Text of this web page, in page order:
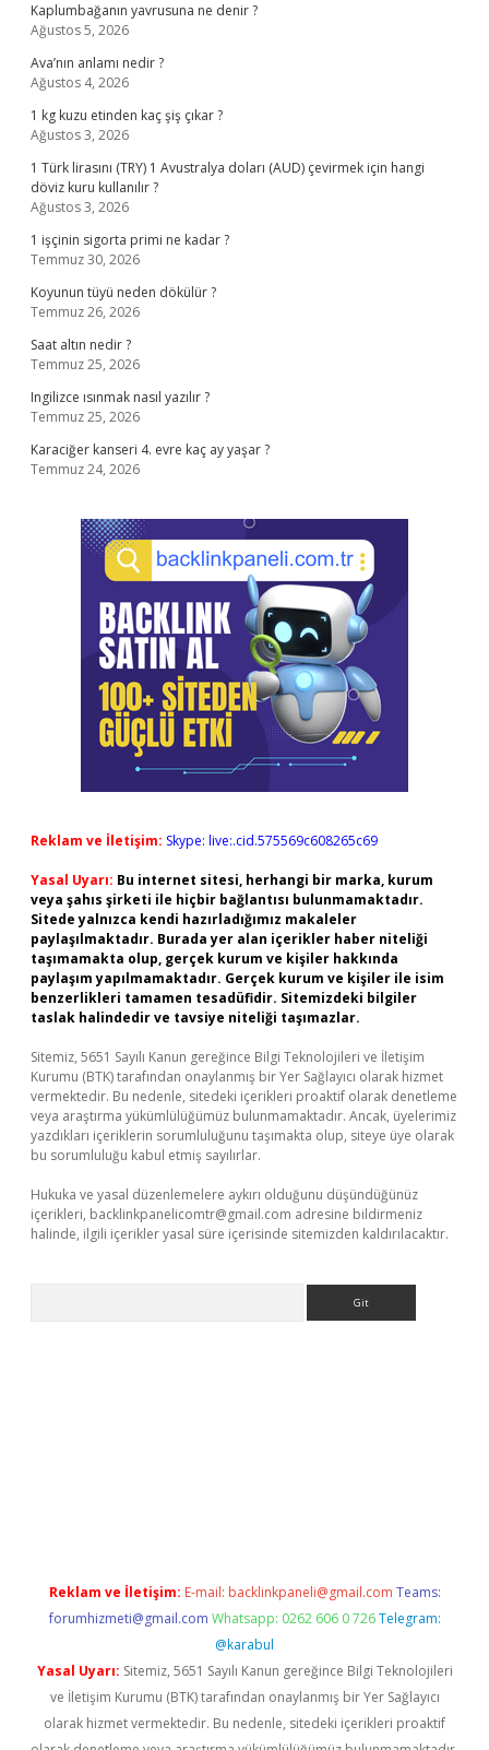
Kaplumbağanın yavrusuna ne denir ?
Ağustos 5, 2026
Ava’nın anlamı nedir ?
Ağustos 4, 2026
1 kg kuzu etinden kaç şiş çıkar ?
Ağustos 3, 2026
1 Türk lirasını (TRY) 1 Avustralya doları (AUD) çevirmek için hangi
döviz kuru kullanılır ?
Ağustos 3, 2026
1 işçinin sigorta primi ne kadar ?
Temmuz 30, 2026
Koyunun tüyü neden dökülür ?
Temmuz 26, 2026
Saat altın nedir ?
Temmuz 25, 2026
Ingilizce ısınmak nasıl yazılır ?
Temmuz 25, 2026
Karaciğer kanseri 4. evre kaç ay yaşar ?
Temmuz 24, 2026
Reklam ve İletişim: Skype: live:.cid.575569c608265c69
Yasal Uyarı: Bu internet sitesi, herhangi bir marka, kurum
veya şahıs şirketi ile hiçbir bağlantısı bulunmamaktadır.
Sitede yalnızca kendi hazırladığımız makaleler
paylaşılmaktadır. Burada yer alan içerikler haber niteliği
taşımamakta olup, gerçek kurum ve kişiler hakkında
paylaşım yapılmamaktadır. Gerçek kurum ve kişiler ile isim
benzerlikleri tamamen tesadüfidir. Sitemizdeki bilgiler
taslak halindedir ve tavsiye niteliği taşımazlar.
Sitemiz, 5651 Sayılı Kanun gereğince Bilgi Teknolojileri ve İletişim
Kurumu (BTK) tarafından onaylanmış bir Yer Sağlayıcı olarak hizmet
vermektedir. Bu nedenle, sitedeki içerikleri proaktif olarak denetleme
veya araştırma yükümlülüğümüz bulunmamaktadır. Ancak, üyelerimiz
yazdıkları içeriklerin sorumluluğunu taşımakta olup, siteye üye olarak
bu sorumluluğu kabul etmiş sayılırlar.
Hukuka ve yasal düzenlemelere aykırı olduğunu düşündüğünüz
içerikleri, backlinkpanelicomtr@gmail.com adresine bildirmeniz
halinde, ilgili içerikler yasal süre içerisinde sitemizden kaldırılacaktır.
Reklam ve İletişim: E-mail: backlinkpaneli@gmail.com Teams:
forumhizmeti@gmail.com Whatsapp: 0262 606 0 726 Telegram:
@karabul
Yasal Uyarı: Sitemiz, 5651 Sayılı Kanun gereğince Bilgi Teknolojileri
ve İletişim Kurumu (BTK) tarafından onaylanmış bir Yer Sağlayıcı
olarak hizmet vermektedir. Bu nedenle, sitedeki içerikleri proaktif